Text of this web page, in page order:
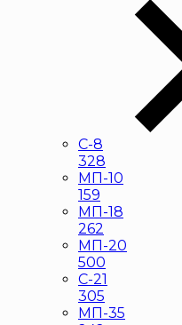
С-8
328
МП-10
159
МП-18
262
МП-20
500
С-21
305
МП-35